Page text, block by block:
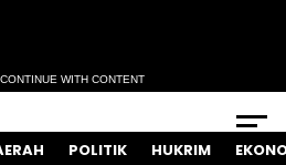
WITH CONTENT
POLITIK HUKRIM